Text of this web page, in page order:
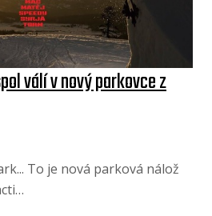
válí v nový parkovce z
To je nová parková nálož